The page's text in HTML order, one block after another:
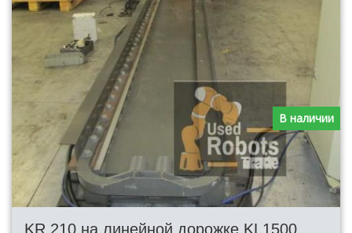
KR 210 на линейной дорожке KL1500
В наличии